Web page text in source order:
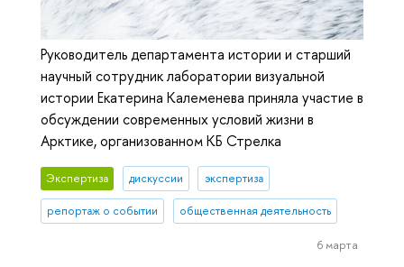
Руководитель департамента истории и старший
научный сотрудник лаборатории визуальной
истории Екатерина Калеменева приняла участие в
обсуждении современных условий жизни в
Арктике, организованном КБ Стрелка
Экспертиза дискуссии экспертиза
репортаж о событии общественная деятельность
6 марта